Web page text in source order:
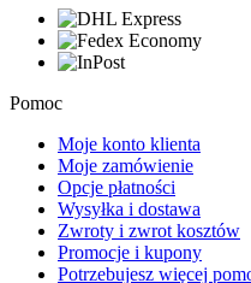
Pomoc
Moje konto klienta
Moje zamówienie
Opcje płatności
Wysyłka i dostawa
Zwroty i zwrot kosztów
Promocje i kupony
Potrzebujesz więcej